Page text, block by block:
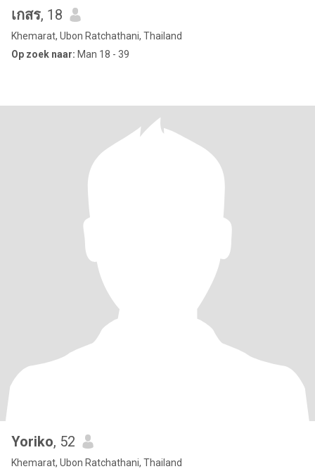
เกสร, 18
Khemarat, Ubon Ratchathani, Thailand
Op zoek naar: Man 18 - 39
Yoriko, 52
Khemarat, Ubon Ratchathani, Thailand